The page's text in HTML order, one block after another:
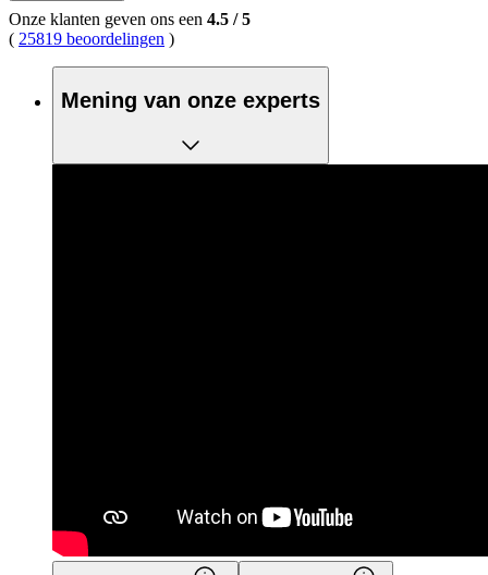
Onze klanten geven ons een 4.5 /5
( 25819 beoordelingen )
Mening van onze experts